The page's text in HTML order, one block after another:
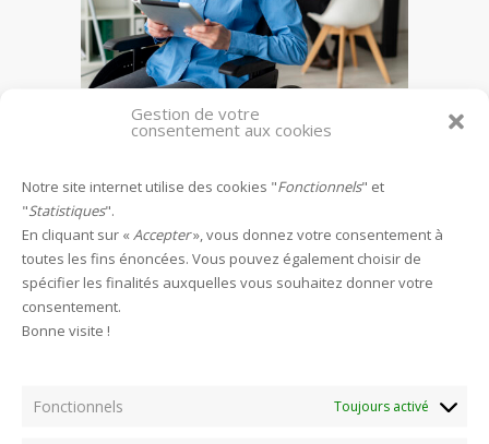
Gestion de votre
consentement aux cookies
Notre site internet utilise des cookies "Fonctionnels" et
"Statistiques".
En cliquant sur « Accepter», vous donnez votre consentement à
toutes les fins énoncées. Vous pouvez également choisir de
spécifier les finalités auxquelles vous souhaitez donner votre
consentement.
Bonne visite !
Fonctionnels Toujours activé
PDP – Maintien en emploi
Leave a reply
HAMECONS